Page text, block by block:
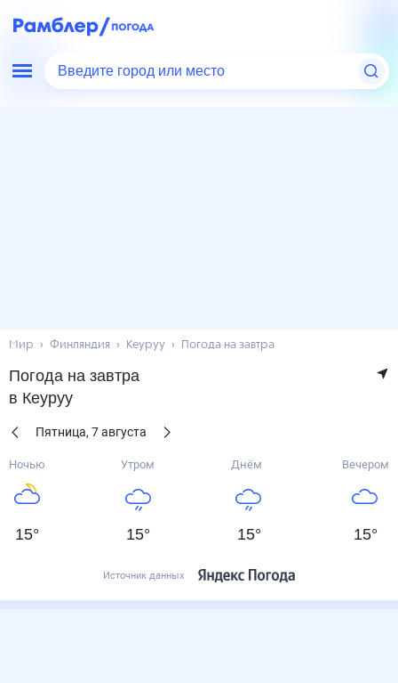
Введите город или место
Мир Финляндия Кеуруу Погода на завтра
Погода на завтра
в Кеуруу
Пятница, 7августа
Ночью
15°
Утром
15°
Днём
15°
Вечером
15°
Источник данных